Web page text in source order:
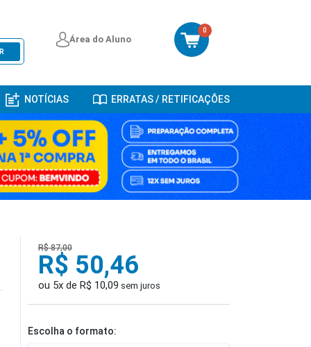
Área do Aluno
0
NOTÍCIAS ERRATAS / RETIFICAÇÕES
R$ 87,00
R$ 50,46
ou 5x de R$ 10,09 sem juros
Escolha o formato: